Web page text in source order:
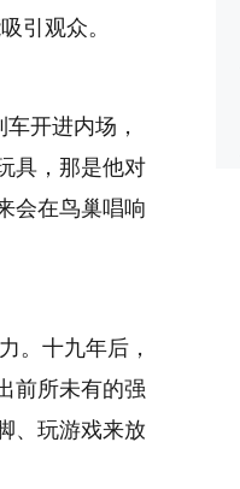
引观众。
开进内场，
具，那是他对
会在鸟巢唱响
。十九年后，
前所未有的强
、玩游戏来放